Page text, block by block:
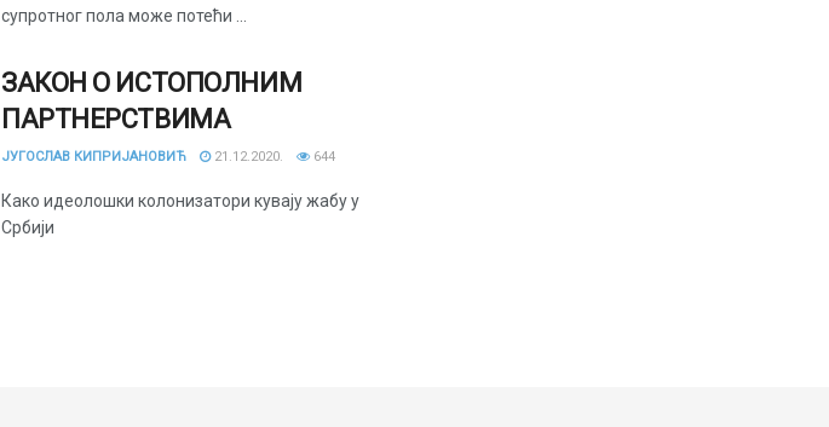
супротног пола може потећи ...
ЗАКОН О ИСТОПОЛНИМ
ПАРТНЕРСТВИМА
ЈУГОСЛАВ КИПРИЈАНОВИЋ 21.12.2020. 644
Како идеолошки колонизатори кувају жабу у
Србији